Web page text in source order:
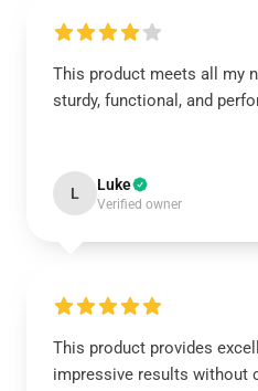
This product meets all my
sturdy, functional, and
L Luke
Verified owner
This product provides
impressive results without